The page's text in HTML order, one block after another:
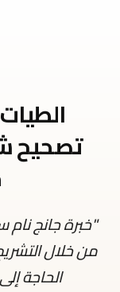
تصحيح
"خبرة جانج
من خلال
الحاجة